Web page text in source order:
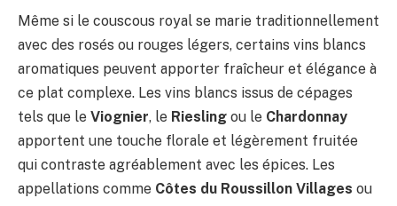
Même si le couscous royal se marie traditionnellement
avec des rosés ou rouges légers, certains vins blancs
aromatiques peuvent apporter fraîcheur et élégance à
ce plat complexe. Les vins blancs issus de cépages
tels que le Viognier, le Riesling ou le Chardonnay
apportent une touche florale et légèrement fruitée
qui contraste agréablement avec les épices. Les
appellations comme Côtes du Roussillon Villages ou